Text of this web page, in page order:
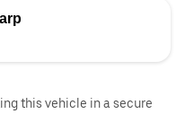
this vehicle in a secure